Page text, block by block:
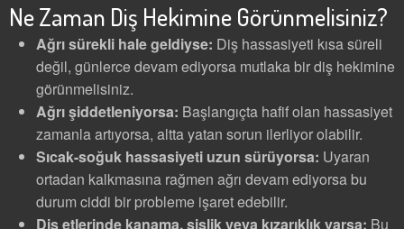
Ne Zaman Diş Hekimine Görünmelisiniz?
Ağrı sürekli hale geldiyse: Diş hassasiyeti kısa süreli
değil, günlerce devam ediyorsa mutlaka bir diş hekimine
görünmelisiniz.
Ağrı şiddetleniyorsa: Başlangıçta hafif olan hassasiyet
zamanla artıyorsa, altta yatan sorun ilerliyor olabilir.
Sıcak-soğuk hassasiyeti uzun sürüyorsa: Uyaran
ortadan kalkmasına rağmen ağrı devam ediyorsa bu
durum ciddi bir probleme işaret edebilir.
Diş etlerinde kanama, şişlik veya kızarıklık varsa: Bu